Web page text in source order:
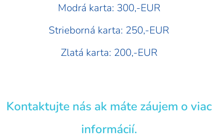
Modrá karta: 300,-EUR
Strieborná karta: 250,-EUR
Zlatá karta: 200,-EUR
Kontaktujte nás ak máte záujem o viac
informácií.